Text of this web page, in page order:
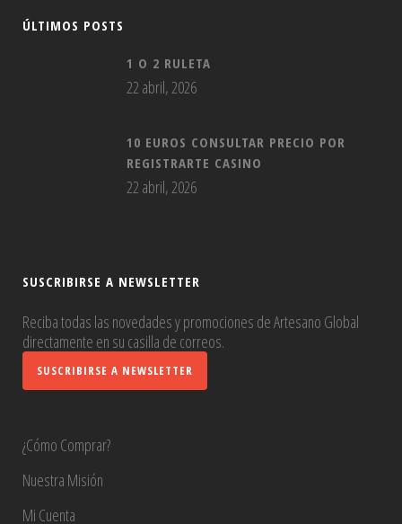
ÚLTIMOS POSTS
1 O 2 RULETA
22 abril, 2026
10 EUROS CONSULTAR PRECIO POR
REGISTRARTE CASINO
22 abril, 2026
SUSCRIBIRSE A NEWSLETTER
Reciba todas las novedades y promociones de Artesano Global
directamente en su casilla de correos.
SUSCRIBIRSE A NEWSLETTER
¿Cómo Comprar?
Nuestra Misión
Mi Cuenta